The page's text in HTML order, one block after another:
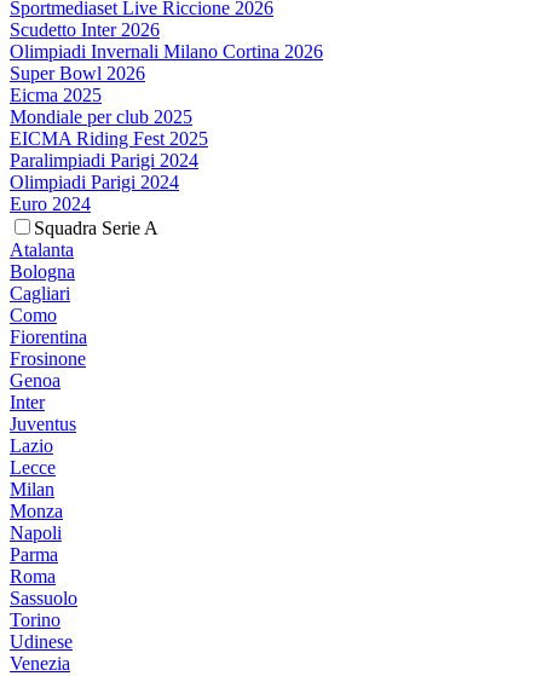
Sportmediaset Live Riccione 2026
Scudetto Inter 2026
Olimpiadi Invernali Milano Cortina 2026
Super Bowl 2026
Eicma 2025
Mondiale per club 2025
EICMA Riding Fest 2025
Paralimpiadi Parigi 2024
Olimpiadi Parigi 2024
Euro 2024
Squadra Serie A
Atalanta
Bologna
Cagliari
Como
Fiorentina
Frosinone
Genoa
Inter
Juventus
Lazio
Lecce
Milan
Monza
Napoli
Parma
Roma
Sassuolo
Torino
Udinese
Venezia